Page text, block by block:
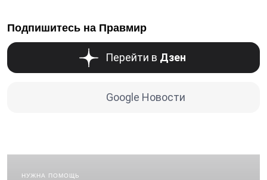
Подпишитесь на Правмир
Перейти в Дзен
Google Новости
НУЖНА ПОМОЩЬ